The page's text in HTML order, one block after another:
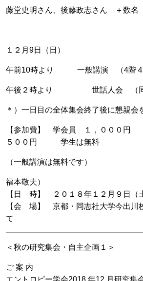
藤堂史明さん、後藤政志さん ＋数名
１２月9日（日）
午前10時より 一般講演 （4階４
午後２時より 世話人会 （同
＊）一日目の全体集会終了後に懇親会
【参加費】 学会員 １，０００
５００円 学生は無料
（一般講演は無料です）
福本敬夫）
【日 時】 ２０１８年１２月９日（
【会 場】 京都・同志社大学今出川
て
＜秋の研究集会・自主企画１＞
ご 案 内
エントロピー学会2018 年12 月研究集